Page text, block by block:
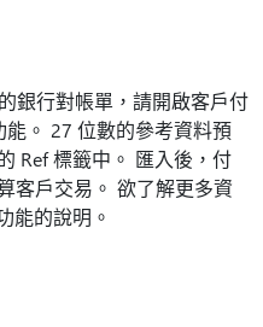
銀行對帳單，請開啟客戶付
。 27 位數的參考資料預
Ref 標籤中。 匯入後，付
客戶交易。 欲了解更多資
能的說明。